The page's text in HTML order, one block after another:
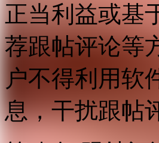
正当利益或基
荐跟帖评论等
户不得利用软
息，干扰跟帖